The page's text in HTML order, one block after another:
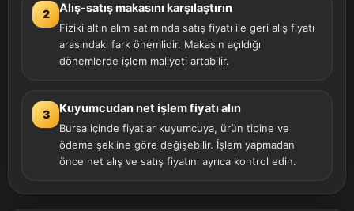
2 Alış-satış makasını karşılaştırın
Fiziki altın alım satımında satış fiyatı ile geri alış fiyatı
arasındaki fark önemlidir. Makasın açıldığı
dönemlerde işlem maliyeti artabilir.
3 Kuyumcudan net işlem fiyatı alın
Bursa içinde fiyatlar kuyumcuya, ürün tipine ve
ödeme şekline göre değişebilir. İşlem yapmadan
önce net alış ve satış fiyatını ayrıca kontrol edin.